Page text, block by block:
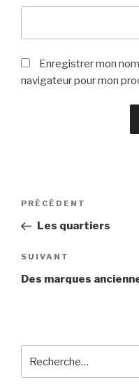
Enregistrer mon
navigateur pour mon
Navigation
l’article
Article
précédent
PRÉCÉDENT
Les quartiers
Article
suivant
SUIVANT
Des marques
pour